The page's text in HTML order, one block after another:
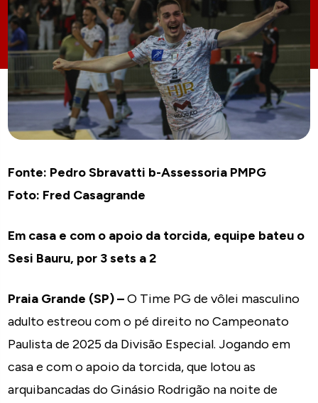
Fonte: Pedro Sbravatti b-Assessoria PMPG
Foto: Fred Casagrande
Em casa e com o apoio da torcida, equipe bateu o
Sesi Bauru, por 3 sets a 2
Praia Grande (SP) –O Time PG de vôlei masculino
adulto estreou com o pé direito no Campeonato
Paulista de 2025 da Divisão Especial. Jogando em
casa e com o apoio da torcida, que lotou as
arquibancadas do Ginásio Rodrigão na noite de